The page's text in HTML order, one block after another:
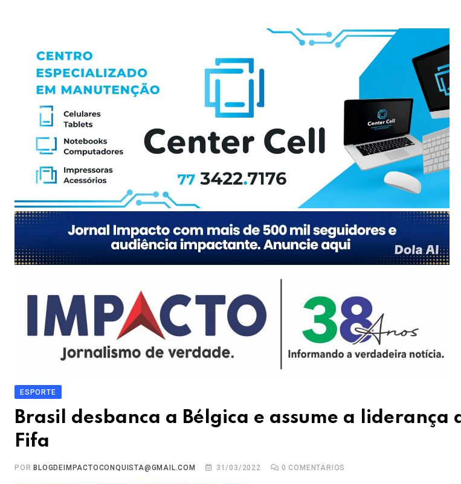
ESPORTE
Brasil desbanca a Bélgica e assume a liderança
Fifa
POR BLOGDEIMPACTOCONQUISTA@GMAIL.COM 31/03/2022 0 COMENTÁRIOS